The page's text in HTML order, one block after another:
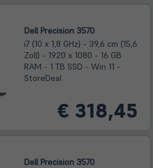
Dell Precision 3570
i7 (10 x 1,8 GHz) - 39,6 cm (15,6
Zoll) - 1920 x 1080 - 16 GB
RAM - 1 TB SSD - Win 11 -
StoreDeal
€ 318,45
Dell Precision 3570